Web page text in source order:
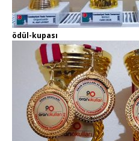
ödül-kupası